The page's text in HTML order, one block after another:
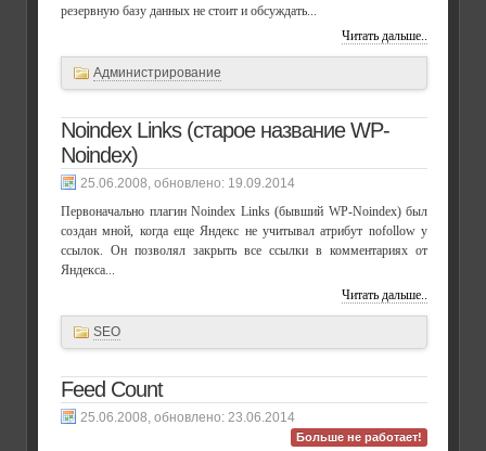
резервную базу данных не стоит и обсуждать...
Читать дальше..
Администрирование
Noindex Links (старое название WP-
Noindex)
19.09.2014
, обновлено:
Первоначально плагин Noindex Links (бывший WP-Noindex) был
создан мной, когда еще Яндекс не учитывал атрибут nofollow у
ссылок. Он позволял закрыть все ссылки в комментариях от
Яндекса...
Читать дальше..
SEO
Feed Count
23.06.2014
, обновлено:
Больше не работает!